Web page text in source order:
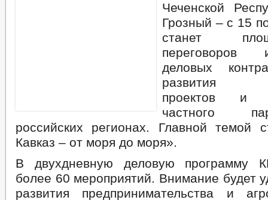
Чеченской
Грозный – с 15
станет
переговоров
деловых
развития
проектов и
частного
российских регионах. Главной темой
Кавказ – от моря до моря».
В двухдневную деловую программу
более 60 мероприятий. Внимание будет
развития предпринимательства и